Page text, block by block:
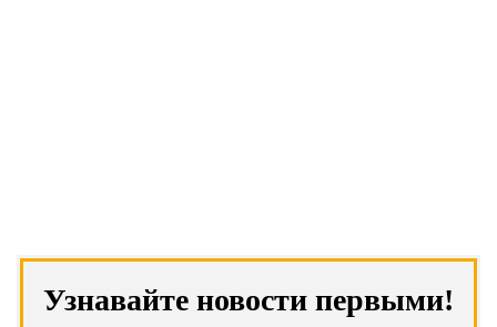
Узнавайте новости первыми!